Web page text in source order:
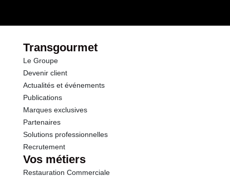
Transgourmet
Le Groupe
Devenir client
Actualités et événements
Publications
Marques exclusives
Partenaires
Solutions professionnelles
Recrutement
Vos métiers
Restauration Commerciale